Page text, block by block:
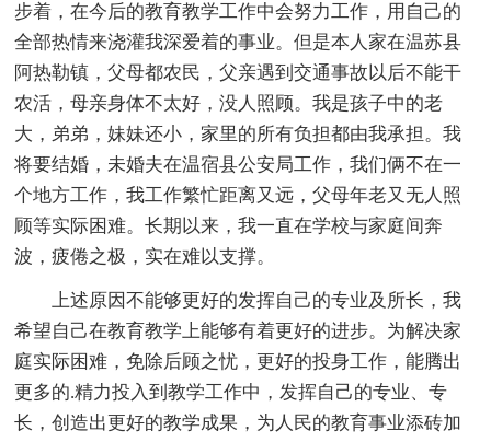
步着，在今后的教育教学工作中会努力工作，用自己的
全部热情来浇灌我深爱着的事业。但是本人家在温苏县
阿热勒镇，父母都农民，父亲遇到交通事故以后不能干
农活，母亲身体不太好，没人照顾。我是孩子中的老
大，弟弟，妹妹还小，家里的所有负担都由我承担。我
将要结婚，未婚夫在温宿县公安局工作，我们俩不在一
个地方工作，我工作繁忙距离又远，父母年老又无人照
顾等实际困难。长期以来，我一直在学校与家庭间奔
波，疲倦之极，实在难以支撑。
上述原因不能够更好的发挥自己的专业及所长，我
希望自己在教育教学上能够有着更好的进步。为解决家
庭实际困难，免除后顾之忧，更好的投身工作，能腾出
更多的.精力投入到教学工作中，发挥自己的专业、专
长，创造出更好的教学成果，为人民的教育事业添砖加